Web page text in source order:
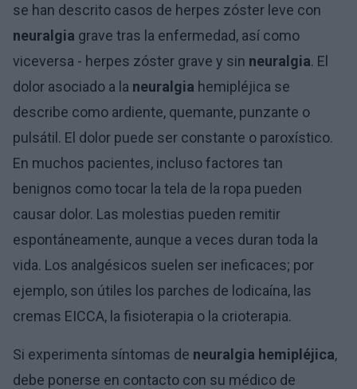
se han descrito casos de herpes zóster leve con
neuralgia grave tras la enfermedad, así como
viceversa - herpes zóster grave y sin neuralgia. El
dolor asociado a la neuralgia hemipléjica se
describe como ardiente, quemante, punzante o
pulsátil. El dolor puede ser constante o paroxístico.
En muchos pacientes, incluso factores tan
benignos como tocar la tela de la ropa pueden
causar dolor. Las molestias pueden remitir
espontáneamente, aunque a veces duran toda la
vida. Los analgésicos suelen ser ineficaces; por
ejemplo, son útiles los parches de lodicaína, las
cremas EICCA, la fisioterapia o la crioterapia.
Si experimenta síntomas de neuralgia hemipléjica,
debe ponerse en contacto con su médico de